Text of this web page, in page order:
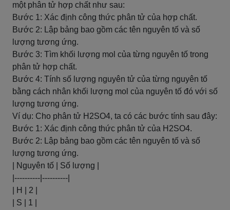
một phân tử hợp chất như sau:
Bước 1: Xác định công thức phân tử của hợp chất.
Bước 2: Lập bảng bao gồm các tên nguyên tố và số
lượng tương ứng.
Bước 3: Tìm khối lượng mol của từng nguyên tố trong
phân tử hợp chất.
Bước 4: Tính số lượng nguyên tử của từng nguyên tố
bằng cách nhân khối lượng mol của nguyên tố đó với số
lượng tương ứng.
Ví dụ: Cho phân tử H2SO4, ta có các bước tính sau đây:
Bước 1: Xác định công thức phân tử của H2SO4.
Bước 2: Lập bảng bao gồm các tên nguyên tố và số
lượng tương ứng.
| Nguyên tố | Số lượng |
|----------|----------|
| H | 2 |
| S | 1 |